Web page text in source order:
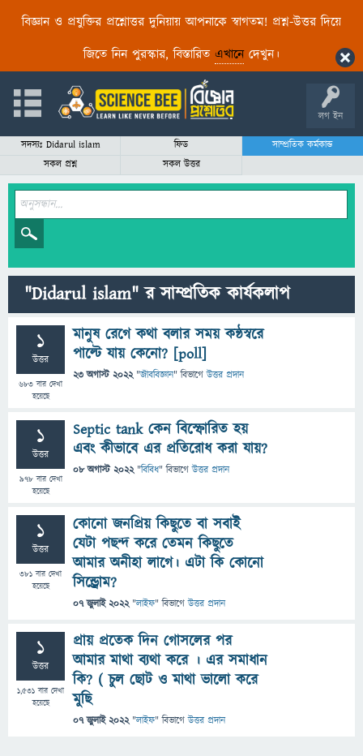
বিজ্ঞান ও প্রযুক্তির প্রশ্নোত্তর দুনিয়ায় আপনাকে স্বাগতম! প্রশ্ন-উত্তর দিয়ে
জিতে নিন পুরস্কার, বিস্তারিত এখানেদেখুন।
লগ ইন
সদস্যঃ Didarul islam ফিড
সাম্প্রতিক কর্মকান্ড
সকল প্রশ্ন
সকল উত্তর
"Didarul islam" র সাম্প্রতিক কার্যকলাপ
1
উত্তর
683 বার দেখা
হয়েছে
মানুষ রেগে কথা বলার সময় কন্ঠস্বরে
পাল্টে যায় কেনো? [poll]
23 অগাস্ট 2022 "জীববিজ্ঞান" বিভাগে উত্তর প্রদান
1
উত্তর
978বার দেখা
হয়েছে
Septic tank কেন বিস্ফোরিত হয়
এবং কীভাবে এর প্রতিরোধ করা যায়?
08 অগাস্ট 2022 "বিবিধ" বিভাগে উত্তর প্রদান
1
উত্তর
381 বার দেখা
হয়েছে
কোনো জনপ্রিয় কিছুতে বা সবাই
যেটা পছন্দ করে তেমন কিছুতে
আমার অনীহা লাগে। এটা কি কোনো
সিন্ড্রোম?
07 জুলাই 2022 "লাইফ" বিভাগে উত্তর প্রদান
1
উত্তর
1,531 বার দেখা
হয়েছে
প্রায় প্রতেক দিন গোসলের পর
আমার মাথা ব্যথা করে । এর সমাধান
কি? ( চুল ছোট ও মাথা ভালো করে
মুছি
07 জুলাই 2022 "লাইফ" বিভাগে উত্তর প্রদান